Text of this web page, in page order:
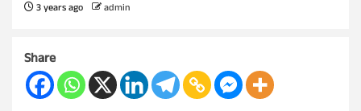
3 years ago admin
Share